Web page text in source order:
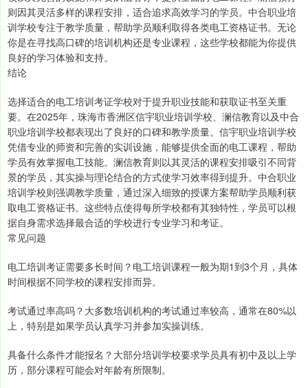
则因其灵活多样的课程安排，适合追求高效学习的学员。中合职业培
训学校专注于教学质量，帮助学员顺利取得各类电工资格证书。无论
你是在寻找高口碑的培训机构还是专业课程，这些学校都能为你提供
良好的学习体验和支持。
结论
选择适合的电工培训考证学校对于提升职业技能和获取证书至关重
要。在2025年，珠海市香洲区信宇职业培训学校、澜信教育以及中合
职业培训学校都表现出了良好的口碑和教学质量。信宇职业培训学校
凭借专业的师资和完善的实训设施，能够提供全面的电工课程，帮助
学员有效掌握电工技能。澜信教育则以其灵活的课程安排吸引不同背
景的学员，其实操与理论结合的方式使学习效率得到提升。中合职业
培训学校则强调教学质量，通过深入细致的授课方案帮助学员顺利获
取电工资格证书。这些特点使得每所学校都有其独特性，学员可以根
据自身需求选择最合适的学校进行专业学习和考证。
常见问题
电工培训考证需要多长时间？电工培训课程一般为期1到3个月，具体
时间根据不同学校的课程安排而异。
考试通过率高吗？大多数培训机构的考试通过率较高，通常在80%以
上，特别是如果学员认真学习并参加实操训练。
具备什么条件才能报名？大部分培训学校要求学员具有初中及以上学
历，部分课程可能会对年龄有所限制。